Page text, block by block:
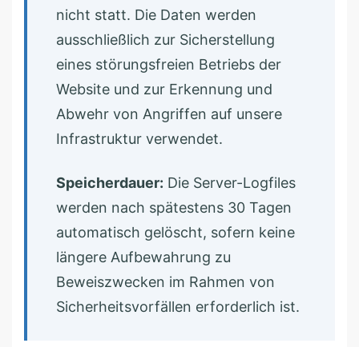
nicht statt. Die Daten werden
ausschließlich zur Sicherstellung
eines störungsfreien Betriebs der
Website und zur Erkennung und
Abwehr von Angriffen auf unsere
Infrastruktur verwendet.
Speicherdauer: Die Server-Logfiles
werden nach spätestens 30 Tagen
automatisch gelöscht, sofern keine
längere Aufbewahrung zu
Beweiszwecken im Rahmen von
Sicherheitsvorfällen erforderlich ist.